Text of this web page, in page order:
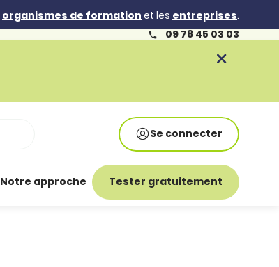
organismes de formation et les entreprises.
09 78 45 03 03
Se connecter
Notre approche Tester gratuitement